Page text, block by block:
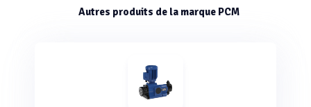
Autres produits de la marque PCM